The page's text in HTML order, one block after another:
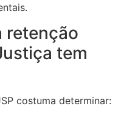
retenção
tem
costuma determinar: